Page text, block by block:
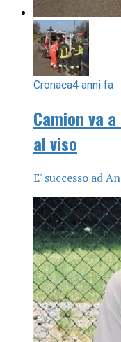
Cronaca4 anni fa
Camion va
al viso
E' successo ad